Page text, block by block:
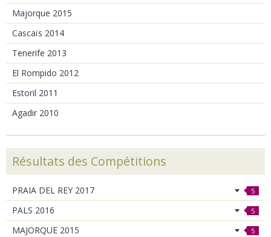
Majorque 2015
Cascaïs 2014
Tenerife 2013
El Rompido 2012
Estoril 2011
Agadir 2010
Résultats des Compétitions
PRAIA DEL REY 2017 5
PALS 2016 5
MAJORQUE 2015 5